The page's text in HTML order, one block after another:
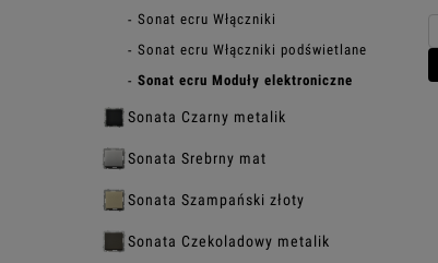
Sonat ecru Włączniki
Sonat ecru Włączniki podświetlane
Sonat ecru Moduły elektroniczne
Sonata Czarny metalik
Sonata Srebrny mat
Sonata Szampański złoty
Sonata Czekoladowy metalik